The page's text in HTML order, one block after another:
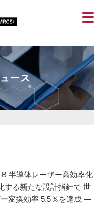
≡
ース
半導体レーザー高効率化
る新たな設計指針で 世
変換効率 5.5％を達成 ―